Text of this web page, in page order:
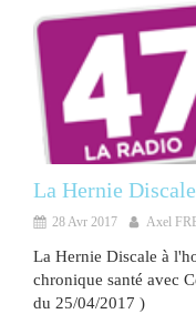
La Hernie
28 Avr 2017 Axel
La Hernie Discale à
chronique santé
du 25/04/2017 )